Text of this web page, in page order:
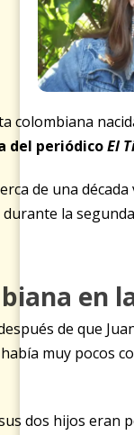
colombiana
del periódicoEl
de una
la
en
de que
muy pocos
dos hijos eran